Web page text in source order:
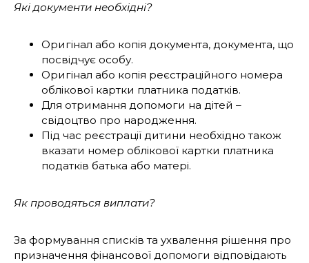
Які документи необхідні?
Оригінал або копія документа, документа, що
посвідчує особу.
Оригінал або копія реєстраційного номера
облікової картки платника податків.
Для отримання допомоги на дітей –
свідоцтво про народження.
Під час реєстрації дитини необхідно також
вказати номер облікової картки платника
податків батька або матері.
Як проводяться виплати?
За формування списків та ухвалення рішення про
призначення фінансової допомоги відповідають